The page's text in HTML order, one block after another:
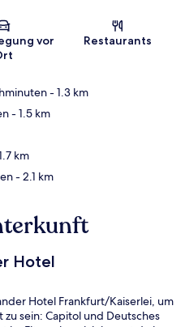
Karte
vor
Restaurants
- 1.3 km
- 1.5 km
km
- 2.1 km
Hotel
Hotel Frankfurt/Kaiserlei, um
sein: Capitol und Deutsches